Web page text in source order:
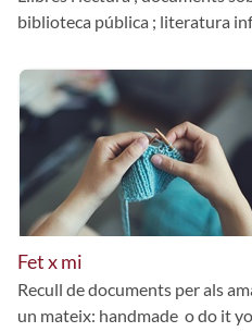
biblioteca pública ; literatura
Fet x mi
Recull de documents per als
un mateix: handmade o do it